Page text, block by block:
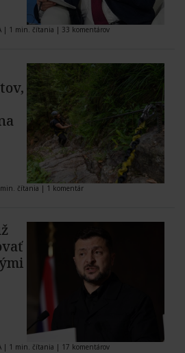
| 1 min. čítania | 33 komentárov
čítania | 1 komentár
| 1 min. čítania | 17 komentárov